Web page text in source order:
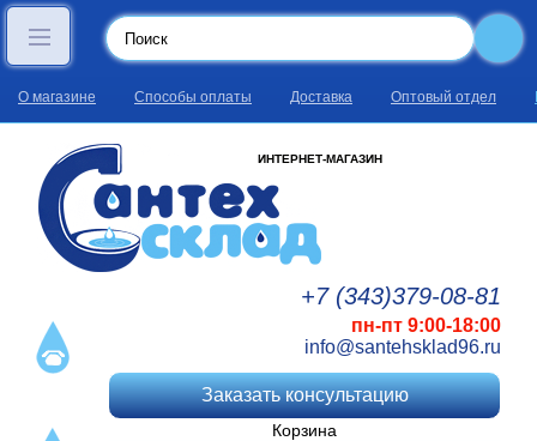
О магазине Способы оплаты Доставка Оптовый отдел
ИНТЕРНЕТ-МАГАЗИН
+7 (343)379-08-81
пн-пт 9:00-18:00
info@santehsklad96.ru
Заказать консультацию
Корзина